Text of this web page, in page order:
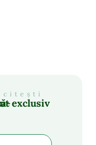
citești
exclusiv